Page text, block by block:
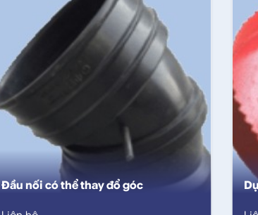
Đầu nối có thể thay đổ góc